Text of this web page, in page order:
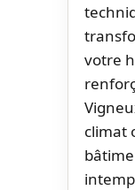
votre
climat